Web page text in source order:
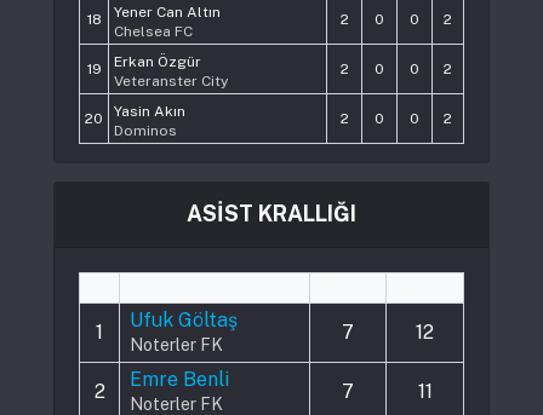
18
Yener Can Altın
Chelsea FC
2 0 0 2
19
Erkan Özgür
Veteranster City
2 0 0 2
20
Yasin Akın
Dominos
2 0 0 2
ASİST KRALLIĞI
1
Ufuk Göltaş
Noterler FK
7 12
2
Emre Benli
Noterler FK
7 11